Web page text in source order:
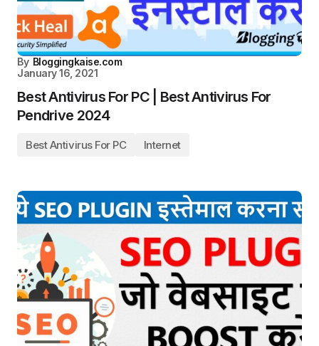
By Bloggingkaise.com
January 16, 2021
Best Antivirus For PC | Best Antivirus For
Pendrive 2024
Best Antivirus For PC Internet